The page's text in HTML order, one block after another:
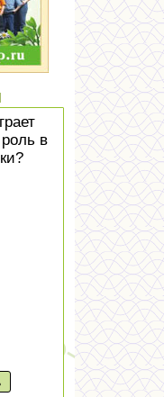
руб
руб
руб
руб
в